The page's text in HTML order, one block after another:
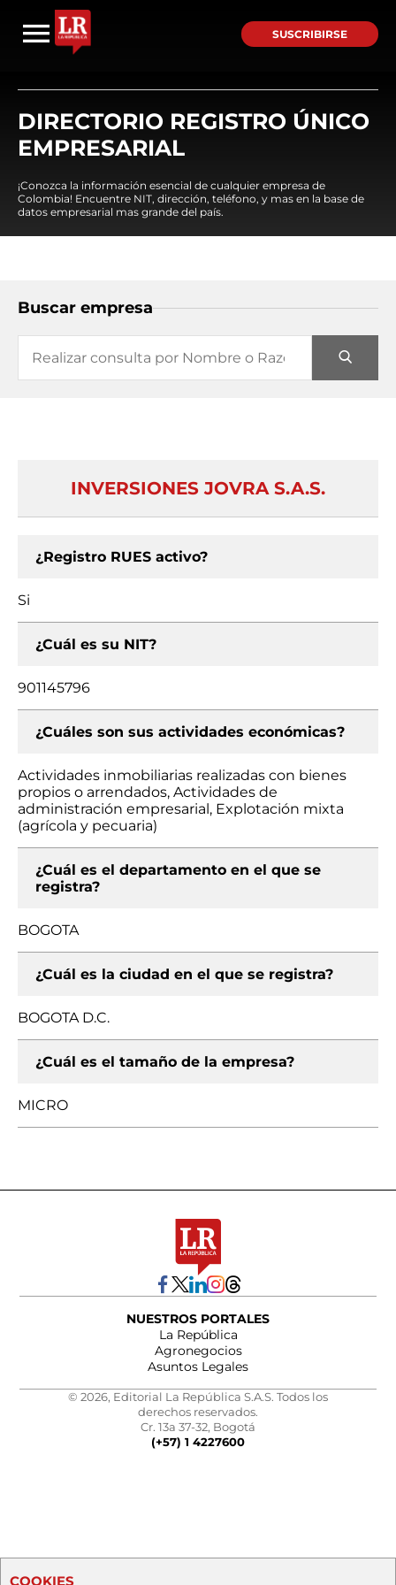
SUSCRIBIRSE
DIRECTORIO REGISTRO ÚNICO
EMPRESARIAL
¡Conozca la información esencial de cualquier empresa de
Colombia! Encuentre NIT, dirección, teléfono, y mas en la base de
datos empresarial mas grande del país.
Buscar empresa
INVERSIONES JOVRA S.A.S.
¿Registro RUES activo?
Si
¿Cuál es su NIT?
901145796
¿Cuáles son sus actividades económicas?
Actividades inmobiliarias realizadas con bienes
propios o arrendados, Actividades de
administración empresarial, Explotación mixta
(agrícola y pecuaria)
¿Cuál es el departamento en el que se
registra?
BOGOTA
¿Cuál es la ciudad en el que se registra?
BOGOTA D.C.
¿Cuál es el tamaño de la empresa?
MICRO
NUESTROS PORTALES
La República
Agronegocios
Asuntos Legales
© 2026, Editorial La República S.A.S. Todos los
derechos reservados.
Cr. 13a 37-32, Bogotá
(+57) 1 4227600
COOKIES